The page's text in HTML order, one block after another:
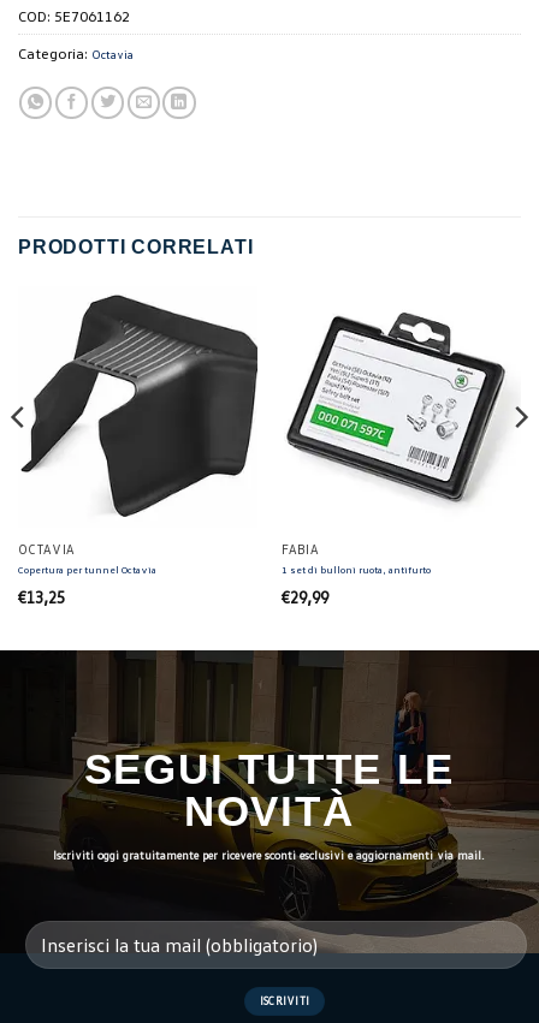
COD: 5E7061162
Categoria: Octavia
PRODOTTI CORRELATI
OCTAVIA
Copertura per tunnel Octavia
€13,25
FABIA
1 set di bulloni ruota, antifurto
€29,99
SEGUI TUTTE LE
NOVITÀ
Iscriviti oggi gratuitamente per ricevere sconti esclusivi e aggiornamenti via mail.